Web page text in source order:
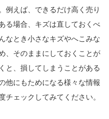
例えば、できるだけ高く売り
る場合、キズは直しておくべ
なとき小さなキズやへこみな
、そのままにしておくことが
と、損してしまうことがある
他にもためになる様々な情報
チェックしてみてください。